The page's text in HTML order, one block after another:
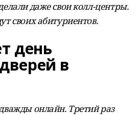
даже свои колл-центры.
своих абитуриентов.
день
в
онлайн. Третий раз